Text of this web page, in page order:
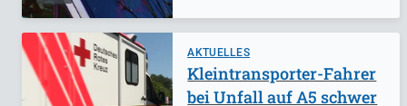
AKTUELLES
Kleintransporter-Fahrer
bei Unfall auf A5 schwer